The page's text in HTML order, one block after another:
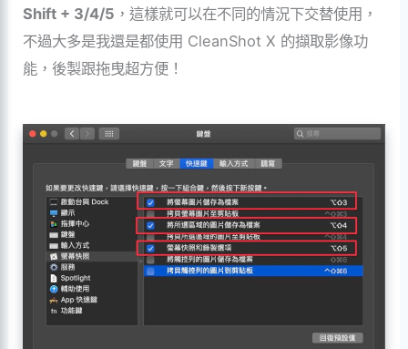
Shift + 3/4/5 ，這樣就可以在不同的情況下交替使用，
不過大多是我還是都使用 CleanShot X 的擷取影像功
能，後製跟拖曳超方便！